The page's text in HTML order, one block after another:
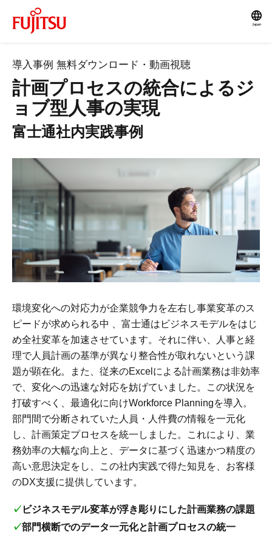
Japan
導入事例 無料ダウンロード・動画視聴
計画プロセスの統合によるジ
ョブ型人事の実現
富士通社内実践事例
環境変化への対応力が企業競争力を左右し事業変革のス
ピードが求められる中 、富士通はビジネスモデルをはじ
め全社変革を加速させています。それに伴い、人事と経
理で人員計画の基準が異なり整合性が取れないという課
題が顕在化。また、従来のExcelによる計画業務は非効率
で、変化への迅速な対応を妨げていました。この状況を
打破すべく、最適化に向けWorkforce Planningを導入。
部門間で分断されていた人員・人件費の情報を一元化
し、計画策定プロセスを統一しました。これにより、業
務効率の大幅な向上と、データに基づく迅速かつ精度の
高い意思決定をし、この社内実践で得た知見を、お客様
のDX支援に提供しています。
✓ビジネスモデル変革が浮き彫りにした計画業務の課題
✓部門横断でのデータ一元化と計画プロセスの統一